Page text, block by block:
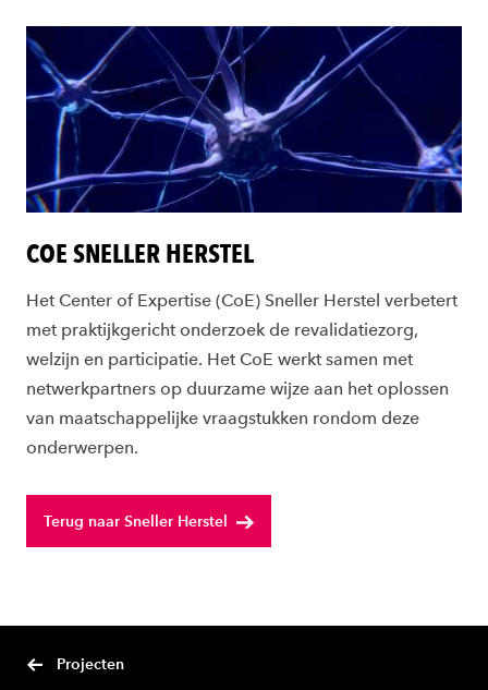
COE SNELLER HERSTEL
Het Center of Expertise (CoE) Sneller Herstel verbetert
met praktijkgericht onderzoek de revalidatiezorg,
welzijn en participatie. Het CoE werkt samen met
netwerkpartners op duurzame wijze aan het oplossen
van maatschappelijke vraagstukken rondom deze
onderwerpen.
Terug naar Sneller Herstel
Projecten